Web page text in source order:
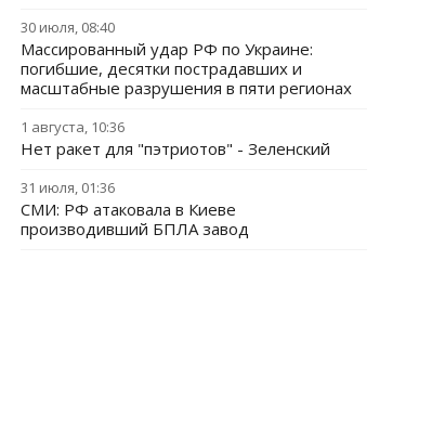
30 июля, 08:40
Массированный удар РФ по Украине:
погибшие, десятки пострадавших и
масштабные разрушения в пяти регионах
1 августа, 10:36
Нет ракет для "пэтриотов" - Зеленский
31 июля, 01:36
СМИ: РФ атаковала в Киеве
производивший БПЛА завод